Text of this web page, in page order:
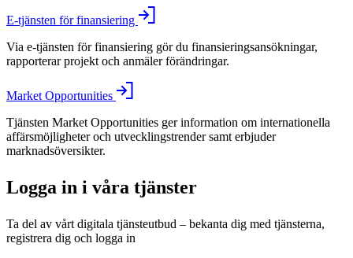
E-tjänsten för finansiering
Via e-tjänsten för finansiering gör du finansieringsansökningar,
rapporterar projekt och anmäler förändringar.
Market Opportunities
Tjänsten Market Opportunities ger information om internationella
affärsmöjligheter och utvecklingstrender samt erbjuder
marknadsöversikter.
Logga in i våra tjänster
Ta del av vårt digitala tjänsteutbud – bekanta dig med tjänsterna,
registrera dig och logga in